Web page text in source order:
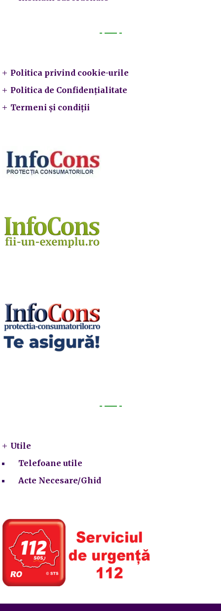
Politica privind cookie-urile
Politica de Confidențialitate
Termeni și condiții
Utile
Telefoane utile
Acte Necesare/Ghid